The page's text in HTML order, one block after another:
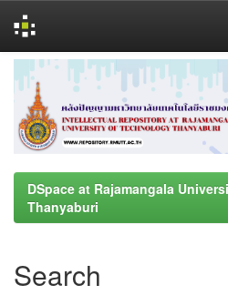
navigation
DSpace at Rajamangala
Thanyaburi
Search